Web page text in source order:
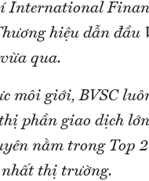
International
hiệu dẫn đầu
qua.
môi giới, BVSC
phần giao dịch
nằm trong Top
thị trường.